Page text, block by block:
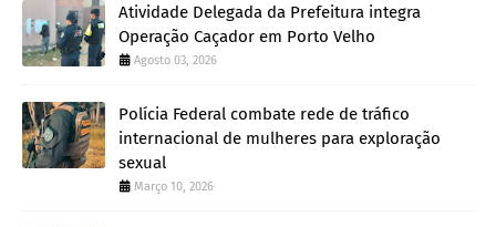
Atividade Delegada da Prefeitura integra
Operação Caçador em Porto Velho
Agosto 03, 2026
Polícia Federal combate rede de tráfico
internacional de mulheres para exploração
sexual
Março 10, 2026